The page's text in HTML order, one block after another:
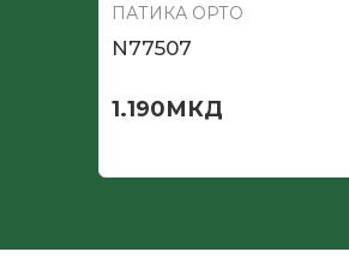
ПАТИКА ОРТО
N77507
1.190МКД